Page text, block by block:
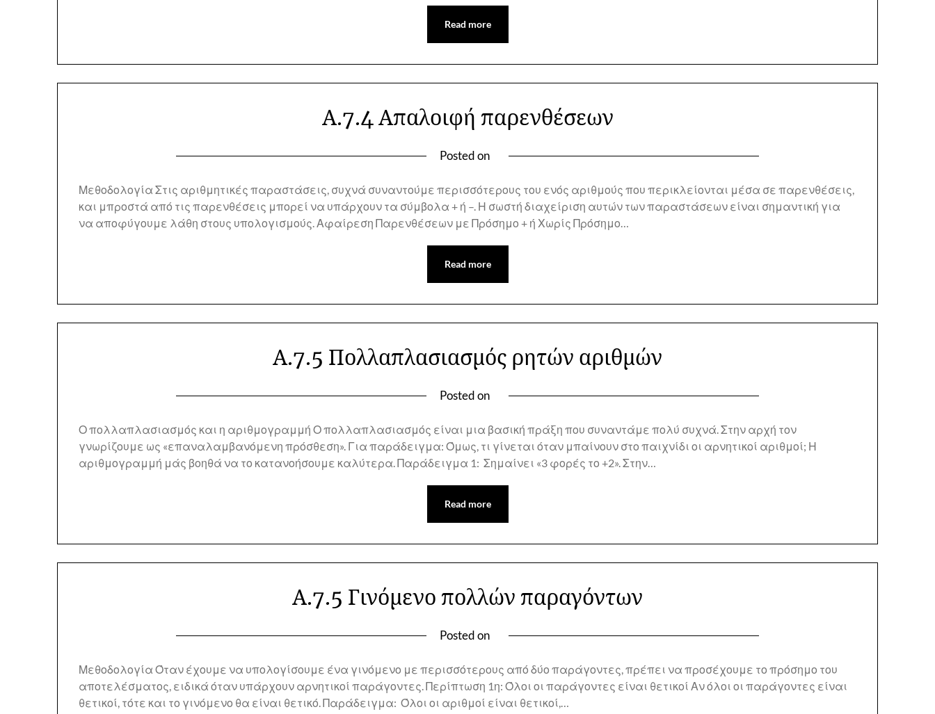
Read more
Α.7.4 Απαλοιφή παρενθέσεων
Posted on
Μεθοδολογία Στις αριθμητικές παραστάσεις, συχνά συναντούμε περισσότερους του ενός αριθμούς που περικλείονται μέσα σε παρενθέσεις,
και μπροστά από τις παρενθέσεις μπορεί να υπάρχουν τα σύμβολα + ή –. Η σωστή διαχείριση αυτών των παραστάσεων είναι σημαντική για
να αποφύγουμε λάθη στους υπολογισμούς. Αφαίρεση Παρενθέσεων με Πρόσημο + ή Χωρίς Πρόσημο…
Read more
Α.7.5 Πολλαπλασιασμός ρητών αριθμών
Posted on
Ο πολλαπλασιασμός και η αριθμογραμμή Ο πολλαπλασιασμός είναι μια βασική πράξη που συναντάμε πολύ συχνά. Στην αρχή τον
γνωρίζουμε ως «επαναλαμβανόμενη πρόσθεση». Για παράδειγμα: Όμως, τι γίνεται όταν μπαίνουν στο παιχνίδι οι αρνητικοί αριθμοί; Η
αριθμογραμμή μάς βοηθά να το κατανοήσουμε καλύτερα. Παράδειγμα 1: Σημαίνει «3 φορές το +2». Στην…
Read more
Α.7.5 Γινόμενο πολλών παραγόντων
Posted on
Μεθοδολογία Όταν έχουμε να υπολογίσουμε ένα γινόμενο με περισσότερους από δύο παράγοντες, πρέπει να προσέχουμε το πρόσημο του
αποτελέσματος, ειδικά όταν υπάρχουν αρνητικοί παράγοντες. Περίπτωση 1η: Όλοι οι παράγοντες είναι θετικοί Αν όλοι οι παράγοντες είναι
θετικοί, τότε και το γινόμενο θα είναι θετικό. Παράδειγμα: Όλοι οι αριθμοί είναι θετικοί,…